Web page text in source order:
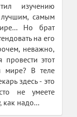
изучению
лучшим, самым
Но брат
на его
неважно,
этот
мире? В теле
здесь - это
не умеете
как надо...